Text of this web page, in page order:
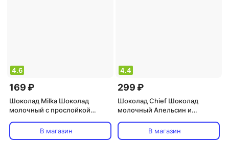
4.6
169 ₽
Шоколад Milka Шоколад
молочный с прослойкой
В магазин
4.4
299 ₽
Шоколад Chief Шоколад
молочный Апельсин и
В магазин